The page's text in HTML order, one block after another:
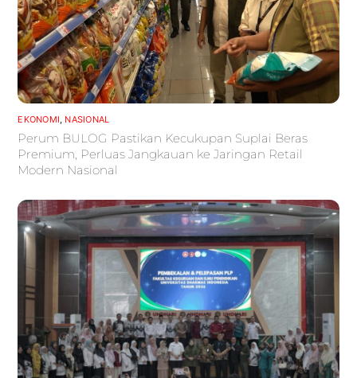
EKONOMI NASIONAL
Perum BULOG Pastikan Kecukupan Suplai Beras
Premium, Perluas Jangkauan ke Jaringan Retail
Modern Nasional